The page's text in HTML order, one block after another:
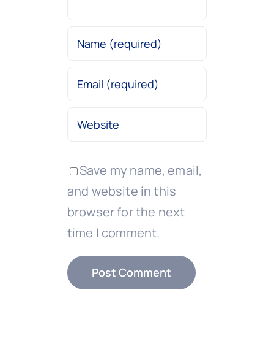
Save my name, email,
and website in this
browser for the next
time I comment.